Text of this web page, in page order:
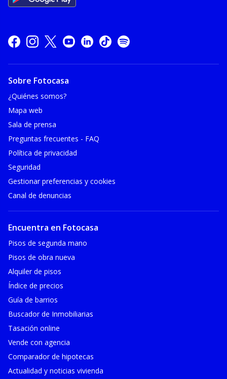
Sobre Fotocasa
¿Quiénes somos?
Mapa web
Sala de prensa
Preguntas frecuentes - FAQ
Política de privacidad
Seguridad
Gestionar preferencias y cookies
Canal de denuncias
Encuentra en Fotocasa
Pisos de segunda mano
Pisos de obra nueva
Alquiler de pisos
Índice de precios
Guía de barrios
Buscador de Inmobiliarias
Tasación online
Vende con agencia
Comparador de hipotecas
Actualidad y noticias vivienda